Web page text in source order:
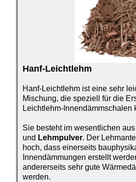
Hanf-Leichtlehm
Hanf-Leichtlehm isteine sehr
Mischung, die speziell für die
Leichtlehm-Innendämmschalen
Sie besteht im wesentlichen aus
und Lehmpulver. Der
hoch, dass einerseits
Innendämmungen erstellt
andererseits sehr gute
werden.